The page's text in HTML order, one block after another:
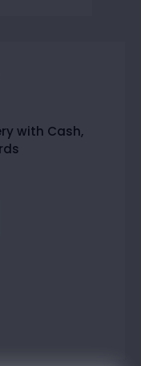
with Cash,